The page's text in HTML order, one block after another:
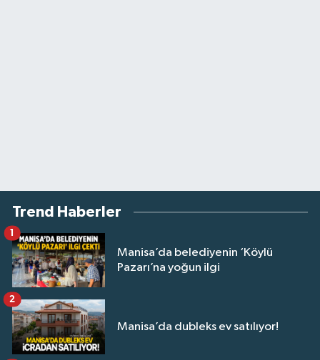
Trend Haberler
Manisa’da belediyenin ‘Köylü
Pazarı’na yoğun ilgi
1
Manisa’da dubleks ev satılıyor!
2